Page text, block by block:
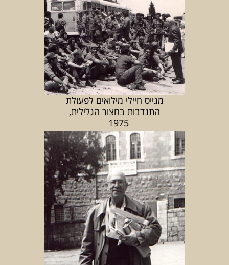
מגייס חיילי מילואים לפעולת
התנדבות בחצור הגלילית,
1975